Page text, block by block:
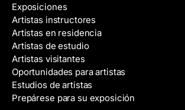
Exposiciones
Artistas instructores
Artistas en residencia
Artistas de estudio
Artistas visitantes
Oportunidades para artistas
Estudios de artistas
Prepárese para su exposición